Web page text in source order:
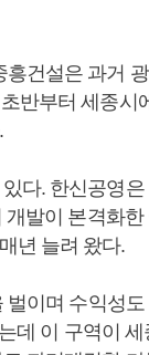
건설은 과거
반부터 세종시
다. 한신공영
발이 본격화
년 늘려 왔다.
이며 수익성
데 이 구역이